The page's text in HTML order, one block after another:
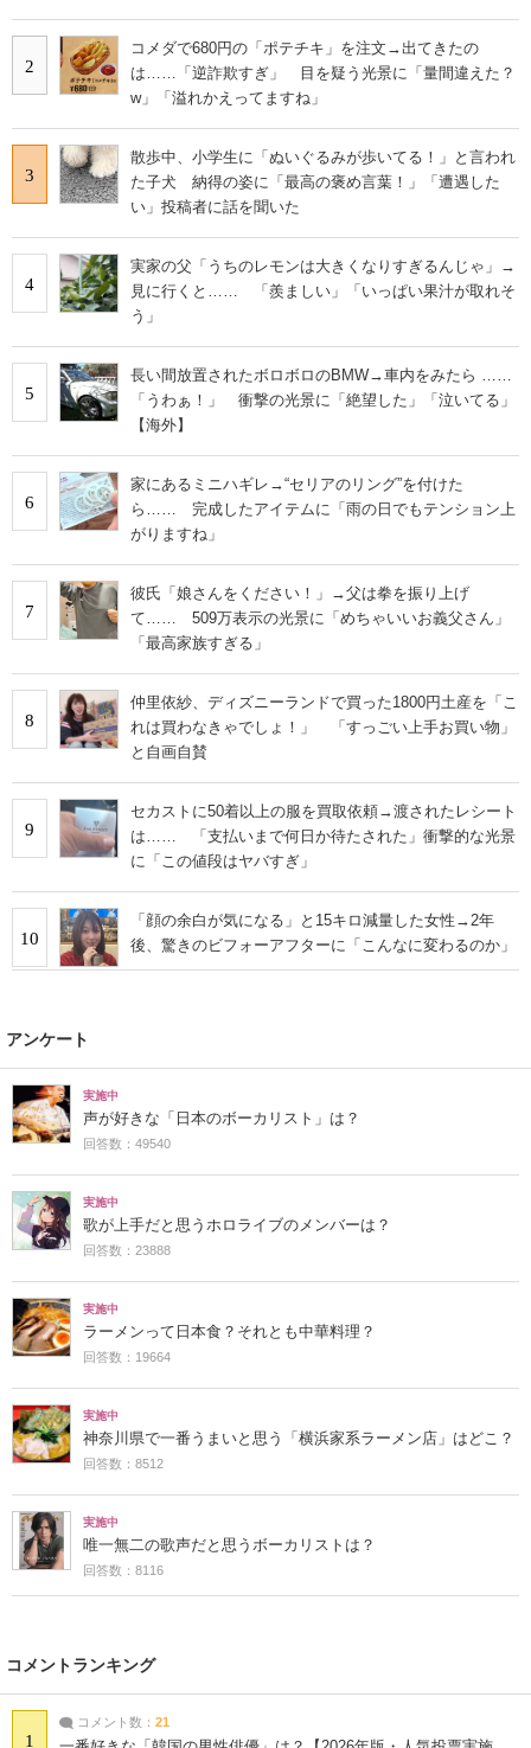
マーケ×ITの今がよく分かる
ITエンジニア向け専門サイト
企業向けIT製品の総合サイト
IT製品の技術・比較・事例
モノづくり技術者専門サイト
エレクトロニクス専門サイト
電子設計の基本と応用
エネルギーの専門メディア
建設×テクノロジーの最前線
ちょっと気になるネットの話題
2
コメダで680円の「ポテチキ」を注文→出てきたの
は……「逆詐欺すぎ」 目を疑う光景に「量間違えた？
w」「溢れかえってますね」
3
散歩中、小学生に「ぬいぐるみが歩いてる！」と言われ
た子犬 納得の姿に「最高の褒め言葉！」「遭遇した
い」投稿者に話を聞いた
4
実家の父「うちのレモンは大きくなりすぎるんじゃ」→
見に行くと…… 「羨ましい」「いっぱい果汁が取れそ
う」
5
長い間放置されたボロボロのBMW→車内をみたら ……
「うわぁ！」 衝撃の光景に「絶望した」「泣いてる」
【海外】
6
家にあるミニハギレ→“セリアのリング”を付けた
ら…… 完成したアイテムに「雨の日でもテンション上
がりますね」
7
彼氏「娘さんをください！」→父は拳を振り上げ
て…… 509万表示の光景に「めちゃいいお義父さん」
「最高家族すぎる」
8
仲里依紗、ディズニーランドで買った1800円土産を「こ
れは買わなきゃでしょ！」 「すっごい上手お買い物」
と自画自賛
9
セカストに50着以上の服を買取依頼→渡されたレシート
は…… 「支払いまで何日か待たされた」衝撃的な光景
に「この値段はヤバすぎ」
10
「顔の余白が気になる」と15キロ減量した女性→2年
後、驚きのビフォーアフターに「こんなに変わるのか」
アンケート
実施中
声が好きな「日本のボーカリスト」は？
回答数：49540
実施中
歌が上手だと思うホロライブのメンバーは？
回答数：23888
実施中
ラーメンって日本食？それとも中華料理？
回答数：19664
実施中
神奈川県で一番うまいと思う「横浜家系ラーメン店」はどこ？
回答数：8512
実施中
唯一無二の歌声だと思うボーカリストは？
回答数：8116
コメントランキング
1
コメント数： 21